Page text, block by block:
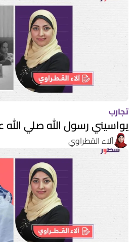
تجارب
يواسيني رسول الله صلي
آلاء القطراوي